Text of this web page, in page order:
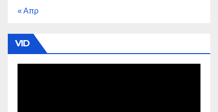
« Απρ
VID